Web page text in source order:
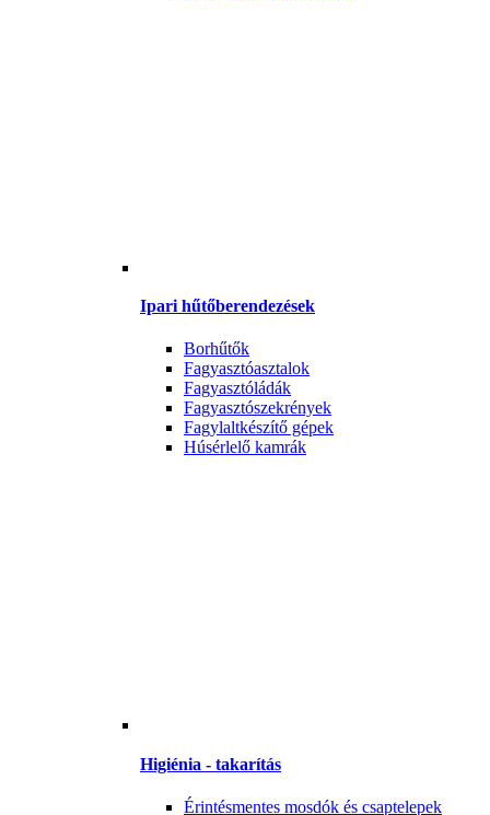
Ipari hűtőberendezések
Borhűtők
Fagyasztóasztalok
Fagyasztóládák
Fagyasztószekrények
Fagylaltkészítő gépek
Húsérlelő kamrák
Higiénia - takarítás
Érintésmentes mosdók és csaptelepek